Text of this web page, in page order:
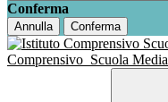
Conferma
Annulla Conferma
Comprensivo Scuola Media